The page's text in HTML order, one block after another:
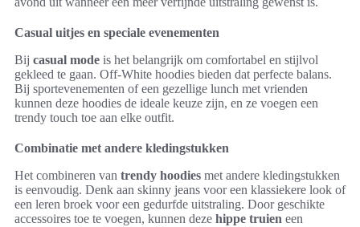
Casual uitjes en speciale evenementen
Bij casual mode is het belangrijk om comfortabel en stijlvol
gekleed te gaan. Off-White hoodies bieden dat perfecte balans.
Bij sportevenementen of een gezellige lunch met vrienden
kunnen deze hoodies de ideale keuze zijn, en ze voegen een
trendy touch toe aan elke outfit.
Combinatie met andere kledingstukken
Het combineren van trendy hoodies met andere kledingstukken
is eenvoudig. Denk aan skinny jeans voor een klassiekere look of
een leren broek voor een gedurfde uitstraling. Door geschikte
accessoires toe te voegen, kunnen deze hippe truien een